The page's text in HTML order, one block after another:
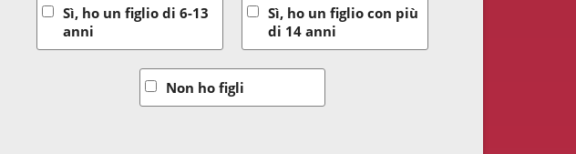
Sì, ho un figlio di 6-13
anni
Sì, ho un figlio con più
di 14 anni
Non ho figli